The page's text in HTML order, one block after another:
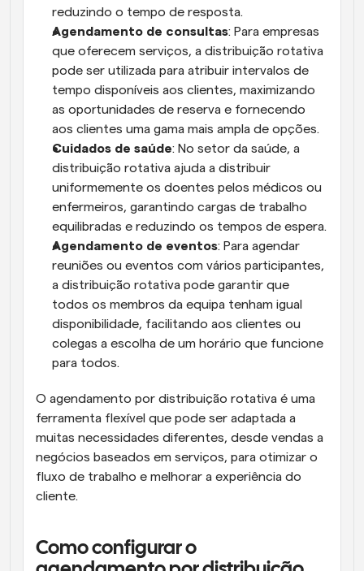
reduzindo o tempo de resposta.
Agendamento de consultas: Para empresas
que oferecem serviços, a distribuição rotativa
pode ser utilizada para atribuir intervalos de
tempo disponíveis aos clientes, maximizando
as oportunidades de reserva e fornecendo
aos clientes uma gama mais ampla de opções.
Cuidados de saúde: No setor da saúde, a
distribuição rotativa ajuda a distribuir
uniformemente os doentes pelos médicos ou
enfermeiros, garantindo cargas de trabalho
equilibradas e reduzindo os tempos de espera.
Agendamento de eventos: Para agendar
reuniões ou eventos com vários participantes,
a distribuição rotativa pode garantir que
todos os membros da equipa tenham igual
disponibilidade, facilitando aos clientes ou
colegas a escolha de um horário que funcione
para todos.
O agendamento por distribuição rotativa é uma
ferramenta flexível que pode ser adaptada a
muitas necessidades diferentes, desde vendas a
negócios baseados em serviços, para otimizar o
fluxo de trabalho e melhorar a experiência do
cliente.
Como configurar o